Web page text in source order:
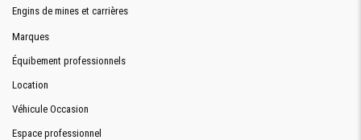
Engins de mines et carrières
Marques
Équibement professionnels
Location
Véhicule Occasion
Espace professionnel